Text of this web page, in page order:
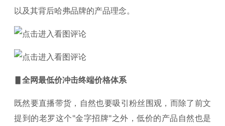
以及其背后哈弗品牌的产品理念。
▋全网最低价冲击终端价格体系
既然要直播带货，自然也要吸引粉丝围观，而除了前文
提到的老罗这个"金字招牌"之外，低价的产品自然也是